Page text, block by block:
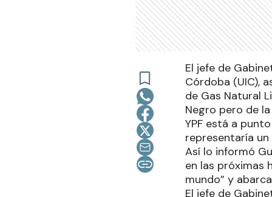
El jefe de
Córdoba (UIC),
de Gas Natural
Negro pero de
YPF está a
representaría
Así lo informó
en las próximas
mundo” y
El jefe de